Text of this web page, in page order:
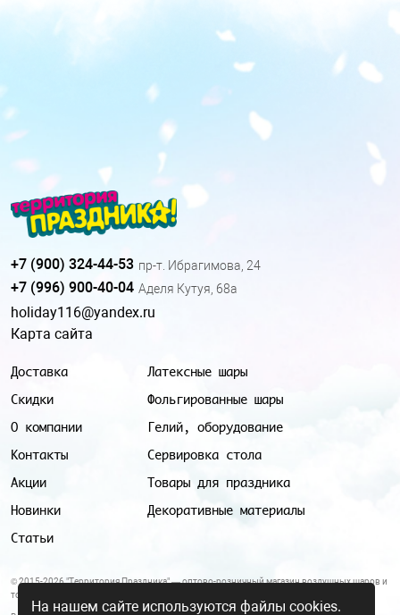
Доставка
Скидки
О компании
Контакты
Акции
Новинки
Статьи
Латексные шары
Фольгированные шары
Гелий, оборудование
Сервировка стола
Товары для праздника
Декоративные материалы
+7 (900) 324-44-53 пр-т. Ибрагимова, 24
+7 (996) 900-40-04 Аделя Кутуя, 68а
holiday116@yandex.ru
Карта сайта
© 2015-2026 "Территория Праздника" — оптово-розничный магазин воздушных шаров и
товаров для праздника.
На нашем сайте используются файлы cookies.